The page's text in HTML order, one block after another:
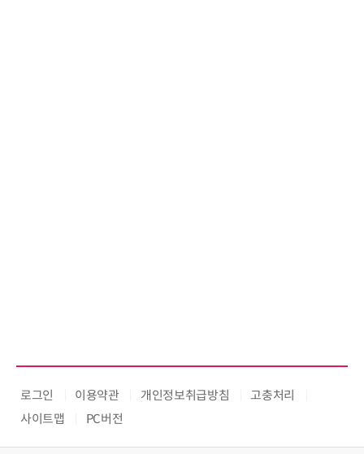
로그인 이용약관 개인정보취급방침
고충처리
사이트맵
PC버전